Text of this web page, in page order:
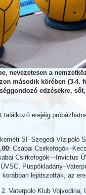
nevezetesen a
második körében (3-4.
edzésekre,
találkozó erejéig
SI–Szegedi Vízipóló
: Csabai
Csirkefogók—Invictus
lejátszották, az
Vaterpolo Klub